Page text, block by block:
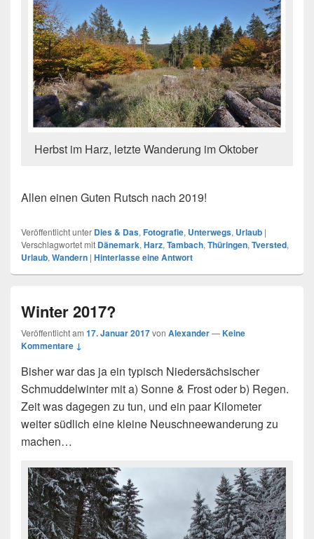
Herbst im Harz, letzte Wanderung im Oktober
Allen einen Guten Rutsch nach 2019!
Veröffentlicht unter Dies & Das, Fotografie, Unterwegs, Urlaub |
Verschlagwortet mit Dänemark, Harz, Tambach, Thüringen, Tversted,
Urlaub, Wandern | Hinterlasse eine Antwort
Winter 2017?
Veröffentlicht am 17. Januar 2017von Alexander—Keine
Kommentare ↓
Bisher war das ja ein typisch Niedersächsischer
Schmuddelwinter mit a) Sonne & Frost oder b) Regen.
Zeit was dagegen zu tun, und ein paar Kilometer
weiter südlich eine kleine Neuschneewanderung zu
machen…